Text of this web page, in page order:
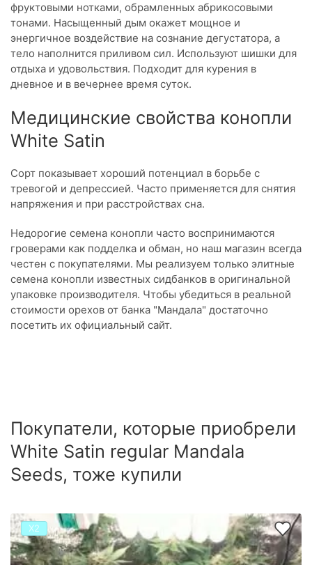
фруктовыми нотками, обрамленных абрикосовыми
тонами. Насыщенный дым окажет мощное и
энергичное воздействие на сознание дегустатора, а
тело наполнится приливом сил. Используют шишки для
отдыха и удовольствия. Подходит для курения в
дневное и в вечернее время суток.
Медицинские свойства конопли
White Satin
Сорт показывает хороший потенциал в борьбе с
тревогой и депрессией. Часто применяется для снятия
напряжения и при расстройствах сна.
Недорогие семена конопли часто воспринимаются
гроверами как подделка и обман, но наш магазин всегда
честен с покупателями. Мы реализуем только элитные
семена конопли известных сидбанков в оригинальной
упаковке производителя. Чтобы убедиться в реальной
стоимости орехов от банка "Мандала" достаточно
посетить их официальный сайт.
Покупатели, которые приобрели
White Satin regular Mandala
Seeds, тоже купили
Х2